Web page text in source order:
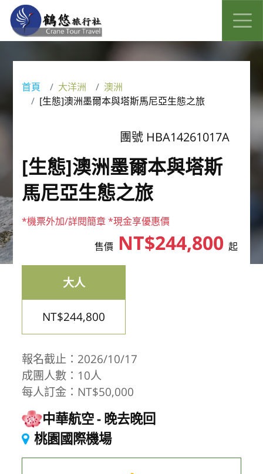
首頁 大洋洲
澳洲
[生態]澳洲墨爾本與塔斯馬尼亞生態之旅
團號 HBA14261017A
[生態]澳洲墨爾本與塔斯
馬尼亞生態之旅
*機票外加/詳閱簡章 *現金享優惠價
售價NT$244,800 起
大人
NT$244,800
報名截止：2026/10/17
成團人數：10人
每人訂金：NT$50,000
中華航空 晚去晚回
桃園國際機場